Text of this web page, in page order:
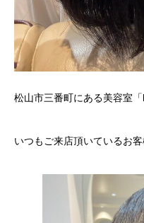
松山市三番町にある美容室
いつもご来店頂いているお